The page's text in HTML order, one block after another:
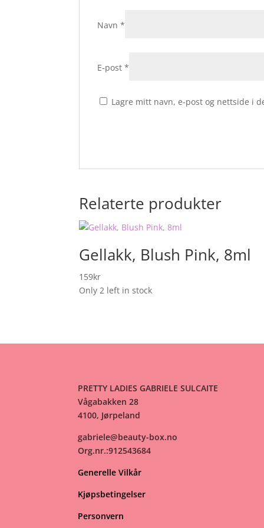
Navn*
E-post*
Lagre mitt navn, e-post og nettside i
Relaterte produkter
Gellakk, Blush Pink, 8ml
159kr
Only 2 left in stock
PRETTY LADIES GABRIELE SULCAITE
Vågabakken 28
4100, Jørpeland
gabriele@beauty-box.no
Org.nr.:912543684
Generelle Vilkår
Kjøpsbetingelser
Personvern